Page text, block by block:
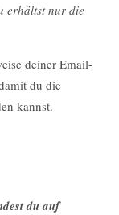
erhältst nur die
deiner Email-
du die
kannst.
du auf